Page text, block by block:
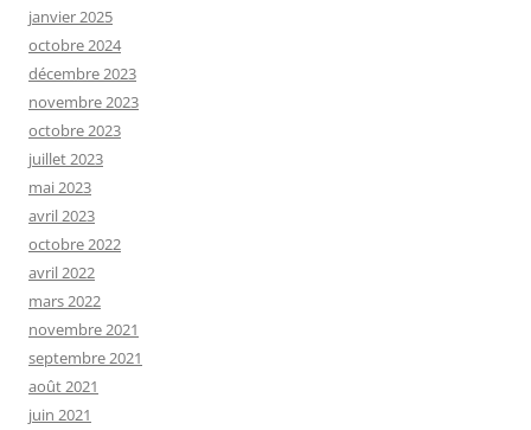
janvier 2025
octobre 2024
décembre 2023
novembre 2023
octobre 2023
juillet 2023
mai 2023
avril 2023
octobre 2022
avril 2022
mars 2022
novembre 2021
septembre 2021
août 2021
juin 2021